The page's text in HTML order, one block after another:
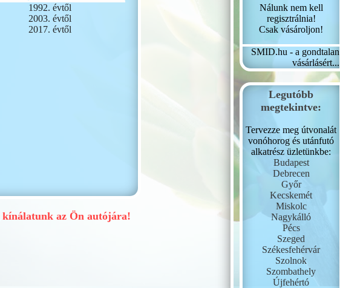
1992. évtől
2003. évtől
2017. évtől
az Ön autójára!
Nálunk nem kell
regisztrálnia!
Csak vásároljon!
SMID.hu - a gondtalan
vásárlásért...
Legutóbb
megtekintve:
Tervezze meg útvonalát
vonóhorog és utánfutó
alkatrész üzletünkbe:
Budapest
Debrecen
Győr
Kecskemét
Miskolc
Nagykálló
Pécs
Szeged
Székesfehérvár
Szolnok
Szombathely
Újfehértó